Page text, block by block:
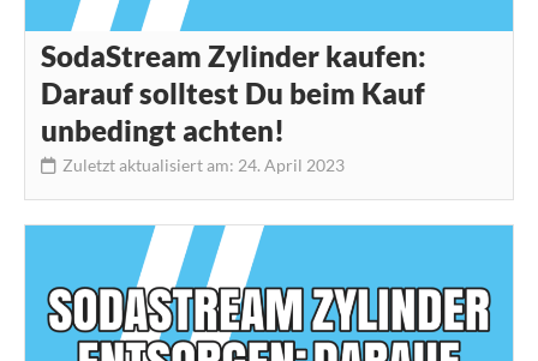
SodaStream Zylinder kaufen:
Darauf solltest Du beim Kauf
unbedingt achten!
Zuletzt aktualisiert am: 24. April 2023